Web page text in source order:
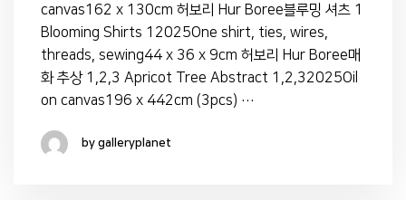
canvas162 x 130cm 허보리 Hur Boree블루밍 셔츠 1
Blooming Shirts 12025One shirt, ties, wires,
threads, sewing44 x 36 x 9cm 허보리 Hur Boree매
화 추상 1,2,3 Apricot Tree Abstract 1,2,32025Oil
on canvas196 x 442cm (3pcs) …
by galleryplanet